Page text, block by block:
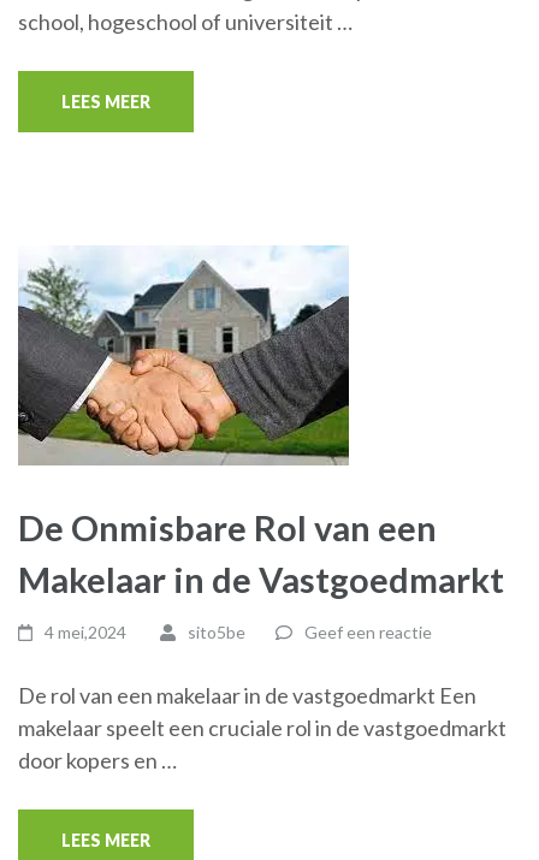
school, hogeschool of universiteit …
LEES MEER
De Onmisbare Rol van een
Makelaar in de Vastgoedmarkt
4 mei,2024 sito5be Geef een reactie
De rol van een makelaar in de vastgoedmarkt Een
makelaar speelt een cruciale rol in de vastgoedmarkt
door kopers en …
LEES MEER